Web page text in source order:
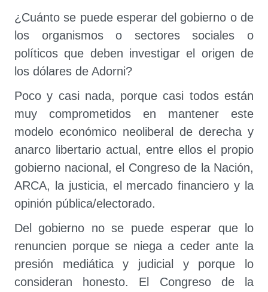
¿Cuánto se puede esperar del gobierno o de
los organismos o sectores sociales o
políticos que deben investigar el origen de
los dólares de Adorni?
Poco y casi nada, porque casi todos están
muy comprometidos en mantener este
modelo económico neoliberal de derecha y
anarco libertario actual, entre ellos el propio
gobierno nacional, el Congreso de la Nación,
ARCA, la justicia, el mercado financiero y la
opinión pública/electorado.
Del gobierno no se puede esperar que lo
renuncien porque se niega a ceder ante la
presión mediática y judicial y porque lo
consideran honesto. El Congreso de la